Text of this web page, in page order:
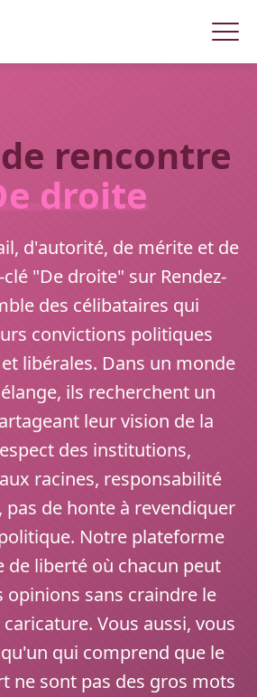
rencontre
droite
d'autorité, de mérite et de
"De droite" sur Rendez-
des célibataires qui
convictions politiques
libérales. Dans un monde
ils recherchent un
leur vision de la
des institutions,
racines, responsabilité
pas de honte à revendiquer
Notre plateforme
de liberté où chacun peut
opinions sans craindre le
Vous aussi, vous
qui comprend que le
ne sont pas des gros mots